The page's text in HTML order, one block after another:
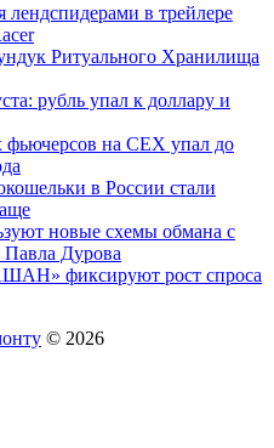
в трейлере
Ритуального Хранилища
рубль упал к доллару и
фьючерсов на CEX упал до
в России стали
новые схемы обмана с
Павла Дурова
фиксируют рост спроса
© 2026